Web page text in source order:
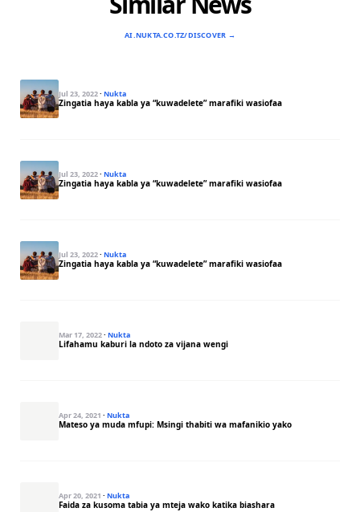
AI.NUKTA.CO.TZ/DISCOVER →
Jul 23, 2022· Nukta
Zingatia haya kabla ya “kuwadelete” marafiki wasiofaa
Jul 23, 2022· Nukta
Zingatia haya kabla ya “kuwadelete” marafiki wasiofaa
Jul 23, 2022· Nukta
Zingatia haya kabla ya “kuwadelete” marafiki wasiofaa
Mar 17, 2022· Nukta
Lifahamu kaburi la ndoto za vijana wengi
Apr 24, 2021 · Nukta
Mateso ya muda mfupi: Msingi thabiti wa mafanikio yako
Apr 20, 2021 · Nukta
Faida za kusoma tabia ya mteja wako katika biashara